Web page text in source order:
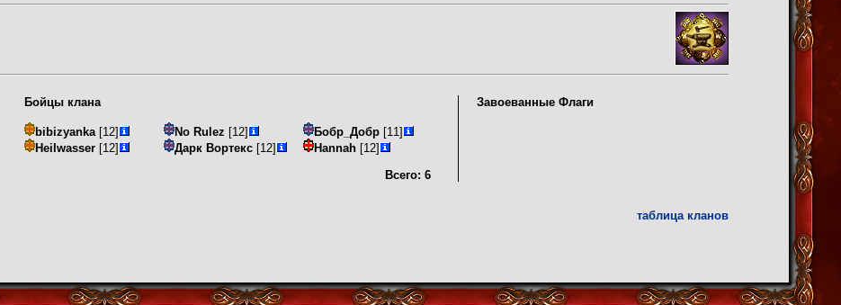
Бойцы клана
bibizyanka [12]
Heilwasser [12]
No Rulez [12]
Дарк Вортекс[12]
Бобр_Добр[11]
Hannah[12]
Всего: 6
Завоеванные Флаги
таблица кланов